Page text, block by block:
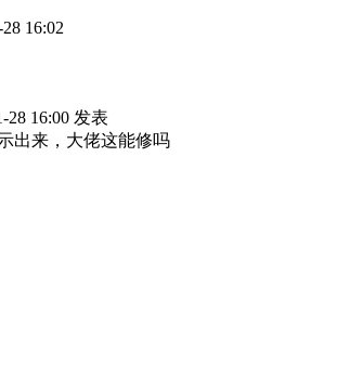
16:02
28 16:00 发表
出来，大佬这能修吗